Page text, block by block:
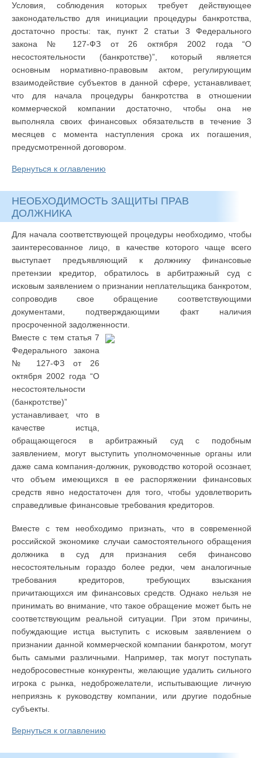
Условия, соблюдения которых требует действующее
законодательство для инициации процедуры банкротства,
достаточно просты: так, пункт 2 статьи 3 Федерального
закона № 127-ФЗ от 26 октября 2002 года “О
несостоятельности (банкротстве)”, который является
основным нормативно-правовым актом, регулирующим
взаимодействие субъектов в данной сфере, устанавливает,
что для начала процедуры банкротства в отношении
коммерческой компании достаточно, чтобы она не
выполняла своих финансовых обязательств в течение 3
месяцев с момента наступления срока их погашения,
предусмотренной договором.
Вернуться к оглавлению
НЕОБХОДИМОСТЬ ЗАЩИТЫ ПРАВ
ДОЛЖНИКА
Для начала соответствующей процедуры необходимо, чтобы
заинтересованное лицо, в качестве которого чаще всего
выступает предъявляющий к должнику финансовые
претензии кредитор, обратилось в арбитражный суд с
исковым заявлением о признании неплательщика банкротом,
сопроводив свое обращение соответствующими
документами, подтверждающими факт наличия
просроченной задолженности.
Вместе с тем статья 7
Федерального закона
№ 127-ФЗ от 26
октября 2002 года “О
несостоятельности
(банкротстве)”
устанавливает, что в
качестве истца,
обращающегося в арбитражный суд с подобным
заявлением, могут выступить уполномоченные органы или
даже сама компания-должник, руководство которой осознает,
что объем имеющихся в ее распоряжении финансовых
средств явно недостаточен для того, чтобы удовлетворить
справедливые финансовые требования кредиторов.
Вместе с тем необходимо признать, что в современной
российской экономике случаи самостоятельного обращения
должника в суд для признания себя финансово
несостоятельным гораздо более редки, чем аналогичные
требования кредиторов, требующих взыскания
причитающихся им финансовых средств. Однако нельзя не
принимать во внимание, что такое обращение может быть не
соответствующим реальной ситуации. При этом причины,
побуждающие истца выступить с исковым заявлением о
признании данной коммерческой компании банкротом, могут
быть самыми различными. Например, так могут поступать
недобросовестные конкуренты, желающие удалить сильного
игрока с рынка, недоброжелатели, испытывающие личную
неприязнь к руководству компании, или другие подобные
субъекты.
Вернуться к оглавлению